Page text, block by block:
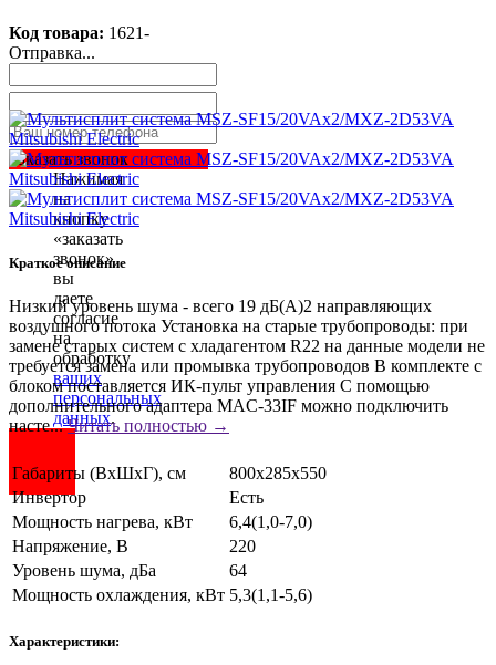
Код товара: 1621-
Отправка...
Заказать звонок
Нажимая
на
кнопку
«заказать
звонок»
вы
даете
согласие
на
обработку
ваших
персональных
данных.
Краткое описание
Низкий уровень шума - всего 19 дБ(А)2 направляющих
воздушного потока Установка на старые трубопроводы: при
замене старых систем с хладагентом R22 на данные модели не
требуется замена или промывка трубопроводов В комплекте с
блоком поставляется ИК-пульт управления С помощью
дополнительного адаптера MAC-33IF можно подключить
насте...Читать полностью →
Габариты (ВхШхГ), см
800х285х550
Инвертор
Есть
Мощность нагрева, кВт
6,4(1,0-7,0)
Напряжение, В
220
Уровень шума, дБа
64
Мощность охлаждения, кВт 5,3(1,1-5,6)
Характеристики: